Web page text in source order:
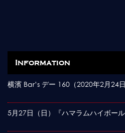
Information
横濱 Bar’s デー 160（2020年2月24日
5月27日（日）『ハマラムハイボー